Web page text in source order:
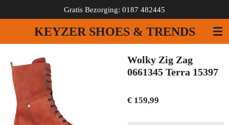
direct
de
KEYZER SHOES & TRENDS
Gratis Bezorging: 0187 482445
Wolky Zig Zag
0661345 Terra 15397
€ 159,99